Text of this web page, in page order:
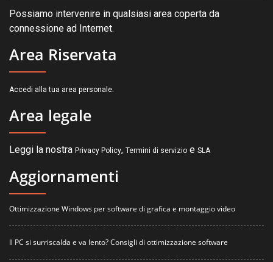
Possiamo intervenire in qualsiasi area coperta da
connessione ad Internet.
Area Riservata
Accedi alla tua area personale.
Area legale
Leggi la nostra Privacy Policy, Termini di servizio e SLA
Aggiornamenti
Ottimizzazione Windows per software di grafica e montaggio video
Il PC si surriscalda e va lento? Consigli di ottimizzazione software